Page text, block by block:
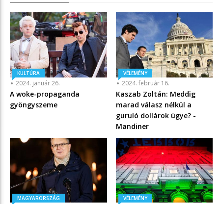
KULTÚRA
2024. január 26.
A woke-propaganda
gyöngyszeme
VÉLEMÉNY
2024. február 16.
Kaszab Zoltán: Meddig
marad válasz nélkül a
guruló dollárok ügye? -
Mandiner
MAGYARORSZÁG VÉLEMÉNY